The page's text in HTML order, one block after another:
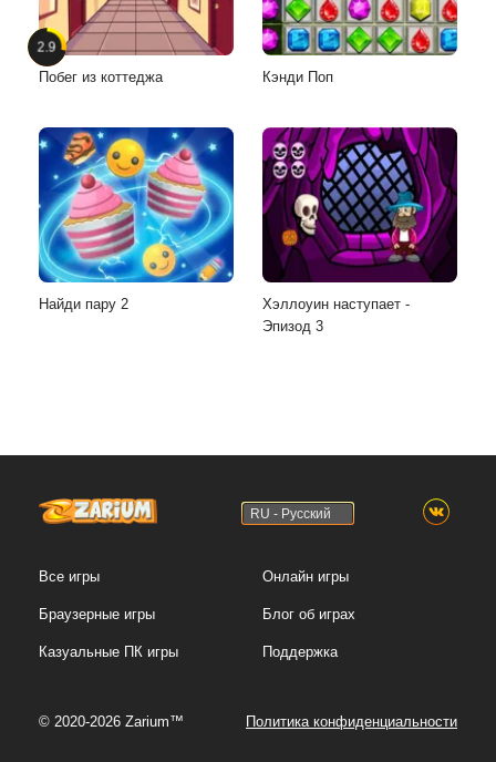
2.9
Побег из коттеджа Кэнди Поп
Найди пару 2
Хэллоуин наступает -
Эпизод 3
RU - Русский
Все игры
Браузерные игры
Казуальные ПК игры
Онлайн игры
Блог об играх
Поддержка
© 2020-2026 Zarium™ Политика конфиденциальности